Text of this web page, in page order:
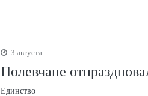
3 августа
Полевчане
Единство